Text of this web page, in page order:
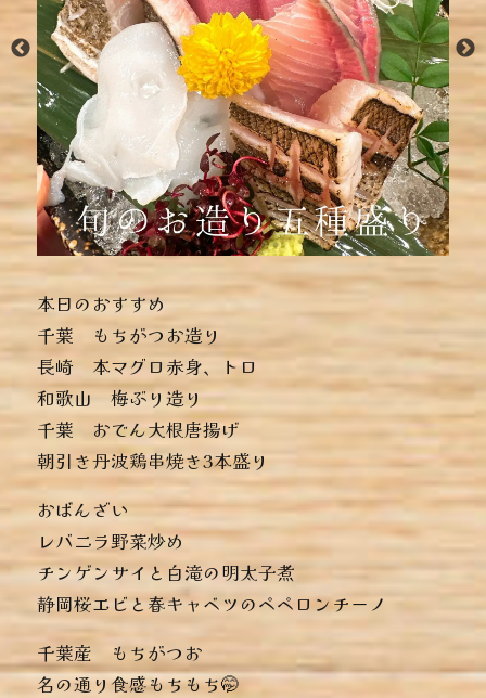
本日のおすすめ
︎千葉 もちがつお造り
︎長崎 本マグロ赤身、トロ
︎和歌山 梅ぶり造り
︎千葉 おでん大根唐揚げ
︎朝引き丹波鶏串焼き3本盛り
おばんざい
︎レバニラ野菜炒め
︎チンゲンサイと白滝の明太子煮
︎静岡桜エビと春キャベツのペペロンチーノ
千葉産 もちがつお
名の通り食感もちもち🤭